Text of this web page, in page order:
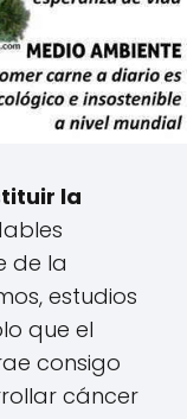
la
de la
estudios
que el
consigo
cáncer